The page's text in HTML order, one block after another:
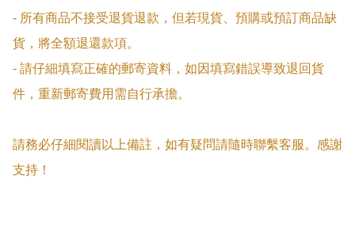
- 所有商品不接受退貨退款，但若現貨、預購或預訂商品缺
貨，將全額退還款項。
- 請仔細填寫正確的郵寄資料，如因填寫錯誤導致退回貨
件，重新郵寄費用需自行承擔。
請務必仔細閱讀以上備註，如有疑問請隨時聯繫客服。感謝
支持！